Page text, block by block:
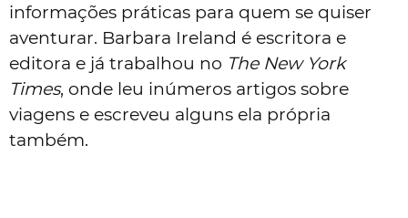
informações práticas para quem se quiser
aventurar. Barbara Ireland é escritora e
editora e já trabalhou no The New York
Times, onde leu inúmeros artigos sobre
viagens e escreveu alguns ela própria
também.